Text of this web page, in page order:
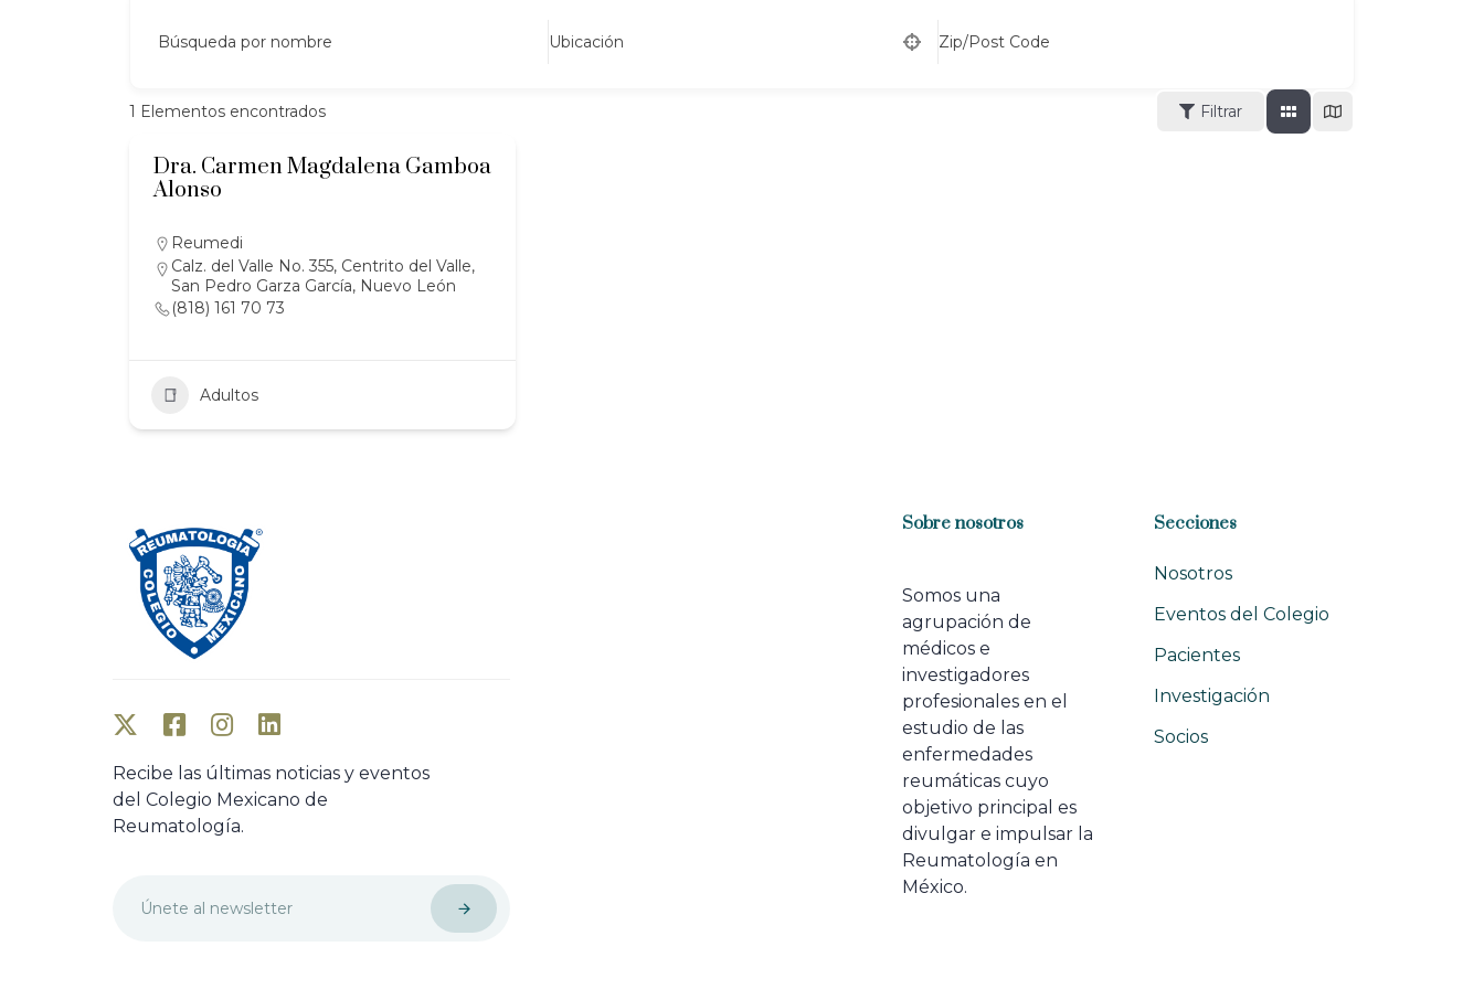
Búsqueda por nombre Ubicación Zip/Post Code
1 Elementos encontrados Filtrar
Dra. Carmen Magdalena Gamboa
Alonso
Reumedi
Calz. del Valle No. 355, Centrito del Valle,
San Pedro Garza García, Nuevo León
(818) 161 70 73
Adultos
Recibe las últimas noticias y eventos
del Colegio Mexicano de
Reumatología.
Sobre nosotros
Somos una
agrupación de
médicos e
investigadores
profesionales en el
estudio de las
enfermedades
reumáticas cuyo
objetivo principal es
divulgar e impulsar la
Reumatología en
México.
Secciones
Nosotros
Eventos del Colegio
Pacientes
Investigación
Socios